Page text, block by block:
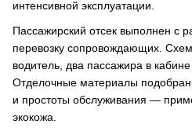
интенсивной эксплуатации.
Пассажирский отсек выполнен с
перевозку сопровождающих.
водитель, два пассажира в
Отделочные материалы
и простоты обслуживания —
экокожа.